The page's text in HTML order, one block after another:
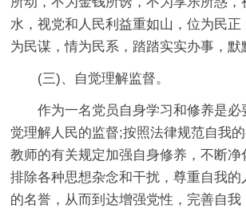
水，视党和人民利益重如山，位为民正
为民谋，情为民系，踏踏实实办事，默
(三)、自觉理解监督。
作为一名党员自身学习和修养是必
觉理解人民的监督;按照法律规范自我
教师的有关规定加强自身修养，不断净
排除各种思想杂念和干扰，尊重自我的
的名誉，从而到达增强党性，完善自我